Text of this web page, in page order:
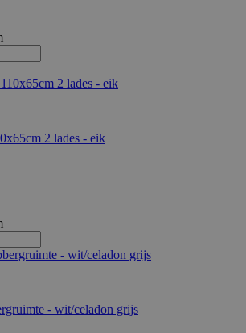
2 lades - eik
- wit/celadon grijs